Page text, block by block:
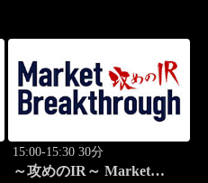
15:00-15:30 30分
～攻めのIR～ Market